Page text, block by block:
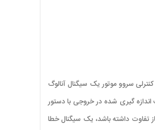
سروو موتور یک سیگنال آنالوگ
گیری شده در خروجی با دستور
داشته باشد، یک سیگنال خطا